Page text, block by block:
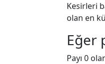
Kesirleri
olan en
Eğer
Payı 0